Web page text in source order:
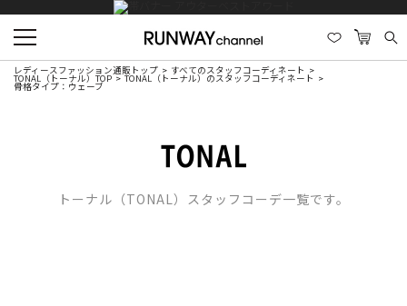
レディースファッション通販トップ すべてのスタッフコーディネート
TONAL（トーナル）TOP TONAL（トーナル）のスタッフコーディネート
骨格タイプ：ウェーブ
トーナル（TONAL）スタッフコーデ一覧です。